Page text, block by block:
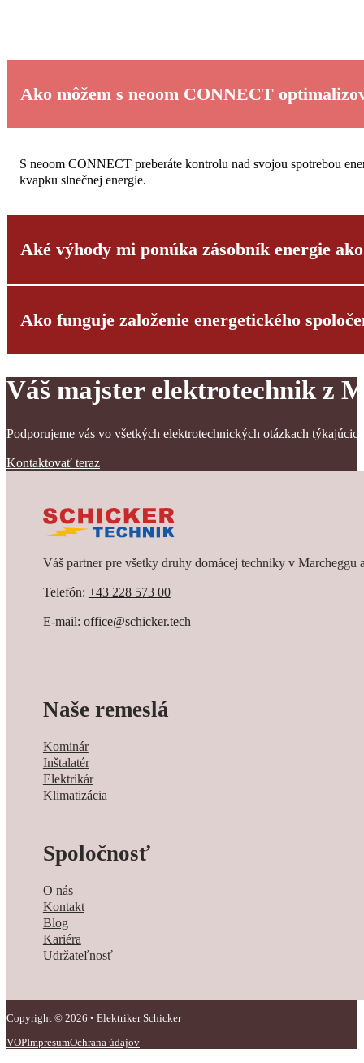
Ako môžem s neoom CONNECT
S neoom CONNECT preberáte kontrolu nad svojou spotrebou
kvapku slnečnej energie.
Aké výhody mi ponúka zásobník energie
neoom KJUUBE je viac než len jednoduché batériové úložisko;
Ako funguje založenie energetického
Energetické spoločenstvo vám umožňuje využívať vlastnú
Ponúkame vám komplexné poradenstvo.
Váš majster elektrotechnik z
Podporujeme vás vo všetkých elektrotechnických otázkach
Kontaktovať teraz
Váš partner pre všetky druhy domácej techniky v Marcheggu
Telefón: +43 228 573 00
E-mail: office@schicker.tech
Naše remeslá
Kominár
Inštalatér
Elektrikár
Klimatizácia
Spoločnosť
O nás
Kontakt
Blog
Kariéra
Udržateľnosť
Copyright © 2026 • Elektriker Schicker
VOPImpresumOchrana údajov